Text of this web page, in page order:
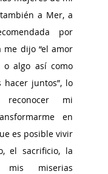
a Mer, a
por
me dijo “el amor
o algo así como
hacer juntos”, lo
reconocer mi
en
es posible vivir
el sacrificio, la
mis miserias